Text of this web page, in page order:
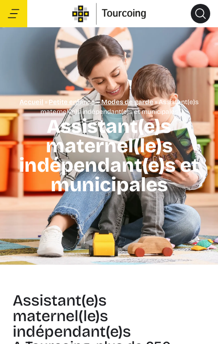
Accueil » Petite enfance – Modes de garde »Assistant(e)s
maternel(le)s indépendant(e)s et municipales
Assistant(e)s
maternel(le)s
indépendant(e)s et
municipales
Assistant(e)s
maternel(le)s
indépendant(e)s